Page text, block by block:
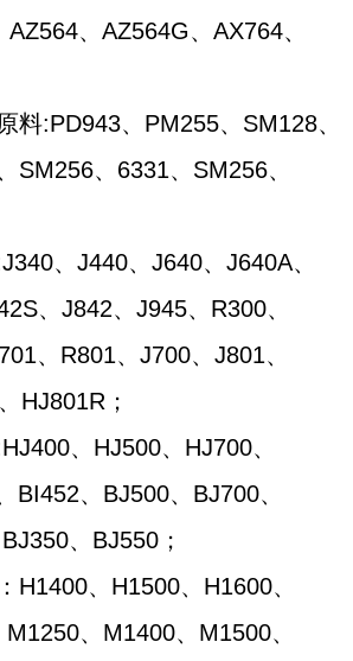
、AZ564G、AX764、
料:PD943、PM255、SM128、
SM256、6331、SM256、
、J440、J640、J640A、
、J842、J945、R300、
、R801、J700、J801、
HJ801R；
、HJ500、HJ700、
BI452、BJ500、BJ700、
、BJ550；
H1400、H1500、H1600、
、M1400、M1500、